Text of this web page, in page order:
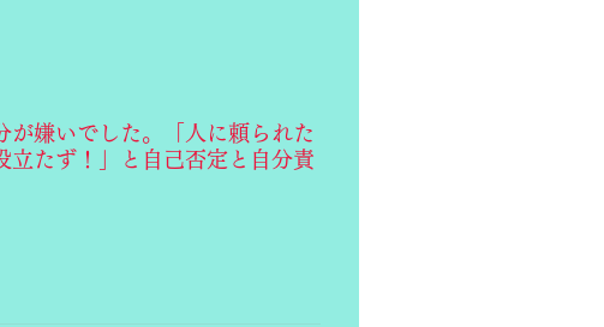
が嫌いでした。「人に頼られた
立たず！」と自己否定と自分責